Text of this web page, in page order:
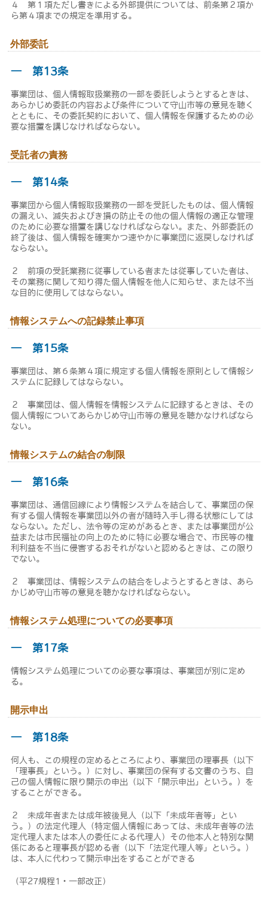
４ 第１項ただし書きによる外部提供については、前条第２項か
ら第４項までの規定を準用する。
外部委託
― 第13条
事業団は、個人情報取扱業務の一部を委託しようとするときは、
あらかじめ委託の内容および条件について守山市等の意見を聴く
とともに、その委託契約において、個人情報を保護するための必
要な措置を講じなければならない。
受託者の責務
― 第14条
事業団から個人情報取扱業務の一部を受託したものは、個人情報
の漏えい、滅失およびき損の防止その他の個人情報の適正な管理
のために必要な措置を講じなければならない。また、外部委託の
終了後は、個人情報を確実かつ速やかに事業団に返戻しなければ
ならない。
２ 前項の受託業務に従事している者または従事していた者は、
その業務に関して知り得た個人情報を他人に知らせ、または不当
な目的に使用してはならない。
情報システムへの記録禁止事項
― 第15条
事業団は、第６条第４項に規定する個人情報を原則として情報シ
ステムに記録してはならない。
２ 事業団は、個人情報を情報システムに記録するときは、その
個人情報についてあらかじめ守山市等の意見を聴かなければなら
ない。
情報システムの結合の制限
― 第16条
事業団は、通信回線により情報システムを結合して、事業団の保
有する個人情報を事業団以外の者が随時入手し得る状態にしては
ならない。ただし、法令等の定めがあるとき、または事業団が公
益または市民福祉の向上のために特に必要な場合で、市民等の権
利利益を不当に侵害するおそれがないと認めるときは、この限り
でない。
２ 事業団は、情報システムの結合をしようとするときは、あら
かじめ守山市等の意見を聴かなければならない。
情報システム処理についての必要事項
― 第17条
情報システム処理についての必要な事項は、事業団が別に定め
る。
開示申出
― 第18条
何人も、この規程の定めるところにより、事業団の理事長（以下
「理事長」という。）に対し、事業団の保有する文書のうち、自
己の個人情報に限り開示の申出（以下「開示申出」という。）を
することができる。
２ 未成年者または成年被後見人（以下「未成年者等」とい
う。）の法定代理人（特定個人情報にあっては、未成年者等の法
定代理人または本人の委任による代理人）その他本人と特別な関
係にあると理事長が認める者（以下「法定代理人等」という。）
は、本人に代わって開示申出をすることができる
（平27規程1・一部改正）